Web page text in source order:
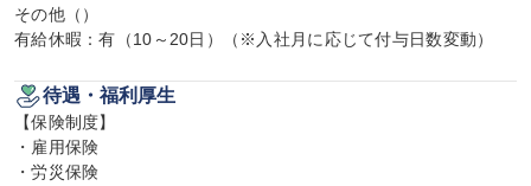
その他（）
有給休暇：有（10～20日）（※入社月に応じて付与日数変動）
待遇・福利厚生
【保険制度】
・雇用保険
・労災保険